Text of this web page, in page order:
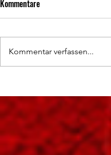
spannende
Kommentare
Kommentar verfassen...